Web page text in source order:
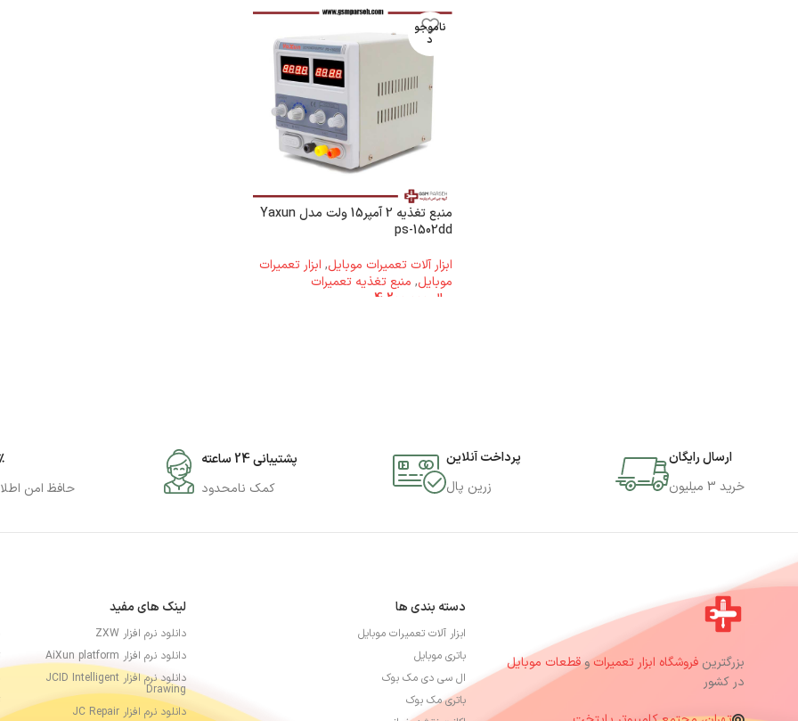
ناموجو
د
منبع تغذیه 2 آمپر15 ولت مدل Yaxun
ps-1502dd
ابزار آلات تعمیرات موبایل, ابزار تعمیرات
موبایل, منبع تغذیه تعمیرات
ریال
ارسال رایگان
خرید 3 میلیون
پرداخت آنلاین
زرین پال
پشتیبانی 24 ساعته
کمک نامحدود
حافظ امن
بزرگترین فروشگاه ابزار تعمیراتوقطعات موبایل
در کشور
دسته بندی ها
ابزار آلات تعمیرات موبایل
باتری موبایل
ال سی دی مک بوک
باتری مک بوک
لینک های مفید
دانلود نرم افزار ZXW
دانلود نرم افزار AiXun platform
دانلود نرم افزار JCID Intelligent
Drawing
دانلود نرم افزار JC Repair